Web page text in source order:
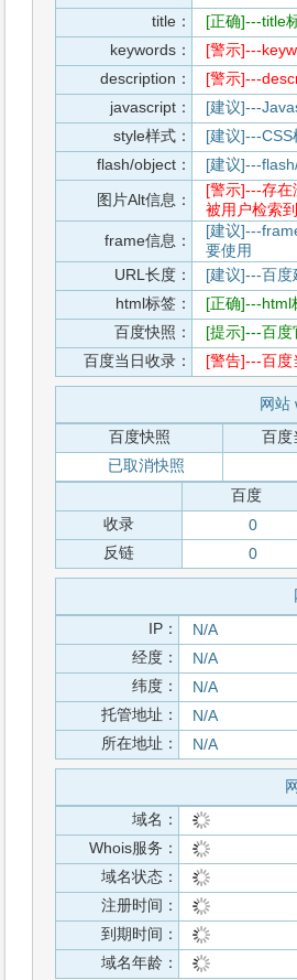
title：
[正确]---title
keywords：
[警示]---
description：
[警示]---
javascript：
[建议]---
style样式：
[建议]---
flash/object：
[建议]---
图片Alt信息：
[警示]---存
被用户检索到
frame信息：
[建议]---
要使用
URL长度：
[建议]---百
html标签：
[正确]---html
百度快照：
[提示]---百度
百度当日收录：
[警告]---百度
网站
百度快照
百度
已取消快照
百度
收录
0
反链
0
IP：
N/A
经度：
N/A
纬度：
N/A
托管地址：
N/A
所在地址：
N/A
域名：
Whois服务：
域名状态：
注册时间：
到期时间：
域名年龄：